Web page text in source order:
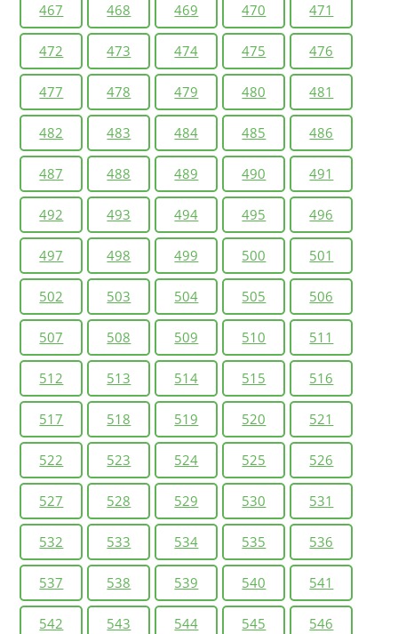
467 468 469 470 471
472 473 474 475 476
477 478 479 480 481
482 483 484 485 486
487 488 489 490 491
492 493 494 495 496
497 498 499 500 501
502 503 504 505 506
507 508 509 510 511
512 513 514 515 516
517 518 519 520 521
522 523 524 525 526
527 528 529 530 531
532 533 534 535 536
537 538 539 540 541
542 543 544 545 546